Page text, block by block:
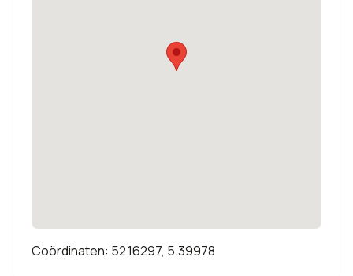
Coördinaten: 52.16297, 5.39978